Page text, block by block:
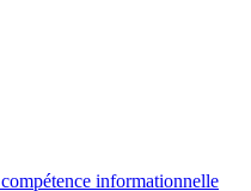
informationnelle